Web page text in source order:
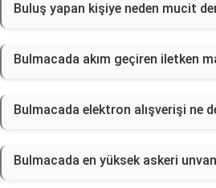
Buluş yapan kişiye neden mucit
Bulmacada akım geçiren iletken
Bulmacada elektron alışverişi ne
Bulmacada en yüksek askeri